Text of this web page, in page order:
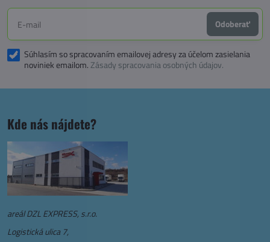
Odoberať
Súhlasím so spracovaním emailovej adresy za účelom zasielania
noviniek emailom.Zásady spracovania osobných údajov.
Kde nás nájdete?
areál DZL EXPRESS, s.r.o.
Logistická ulica 7,